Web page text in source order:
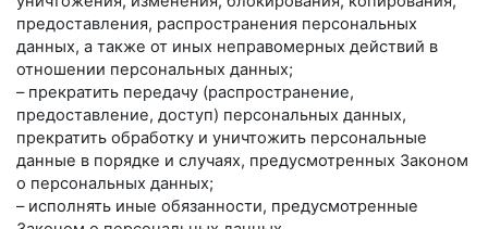
предоставления, распространения персональных
данных, а также от иных неправомерных действий в
отношении персональных данных;
– прекратить передачу (распространение,
предоставление, доступ) персональных данных,
прекратить обработку и уничтожить персональные
данные в порядке и случаях, предусмотренных Законом
о персональных данных;
– исполнять иные обязанности, предусмотренные